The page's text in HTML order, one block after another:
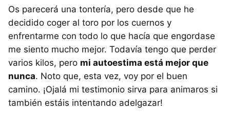
Os parecerá una tontería, pero desde que he
decidido coger al toro por los cuernos y
enfrentarme con todo lo que hacía que engordase
me siento mucho mejor. Todavía tengo que perder
varios kilos, pero mi autoestima está mejor que
nunca. Noto que, esta vez, voy por el buen
camino. ¡Ojalá mi testimonio sirva para animaros si
también estáis intentando adelgazar!